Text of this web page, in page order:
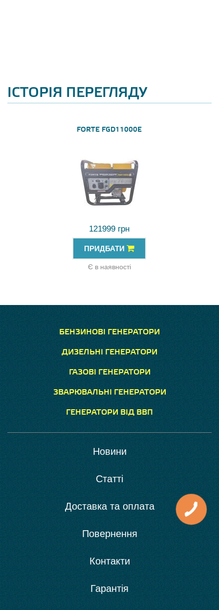
ІСТОРІЯ ПЕРЕГЛЯДУ
FORTE FGD11000E
121999 грн
ПРИДБАТИ
Є в наявності
БЕНЗИНОВІ ГЕНЕРАТОРИ
ДИЗЕЛЬНІ ГЕНЕРАТОРИ
ГАЗОВІ ГЕНЕРАТОРИ
ЗВАРЮВАЛЬНІ ГЕНЕРАТОРИ
ГЕНЕРАТОРИ ВІД ВВП
Новини
Статті
Доставка та оплата
Повернення
Контакти
Гарантія